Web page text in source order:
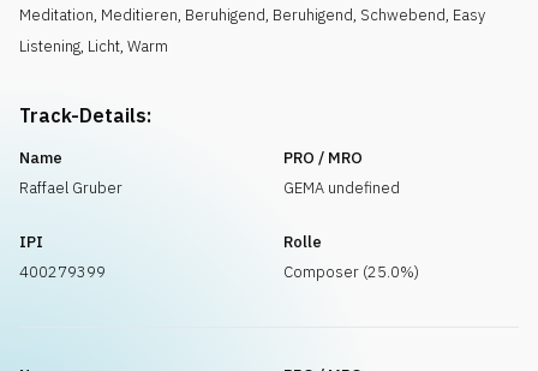
Meditation, Meditieren, Beruhigend, Beruhigend, Schwebend, Easy
Listening, Licht, Warm
Track-Details:
Name
Raffael Gruber
PRO / MRO
GEMA undefined
IPI
400279399
Rolle
Composer (25.0%)